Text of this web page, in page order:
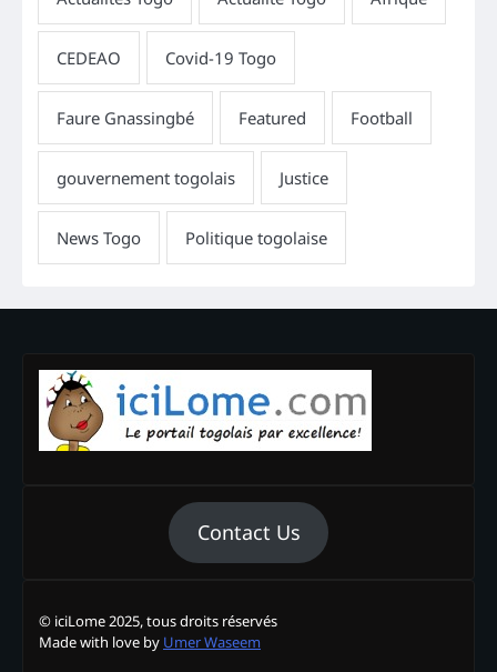
Contact Us
© iciLome 2025, tous droits réservés
Made with love by Umer Waseem